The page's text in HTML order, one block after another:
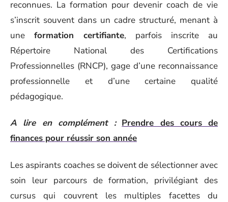
reconnues. La formation pour devenir coach de vie
s’inscrit souvent dans un cadre structuré, menant à
une formation certifiante, parfois inscrite au
Répertoire National des Certifications
Professionnelles (RNCP), gage d’une reconnaissance
professionnelle et d’une certaine qualité
pédagogique.
A lire en complément : Prendre des cours de
finances pour réussir son année
Les aspirants coaches se doivent de sélectionner avec
soin leur parcours de formation, privilégiant des
cursus qui couvrent les multiples facettes du